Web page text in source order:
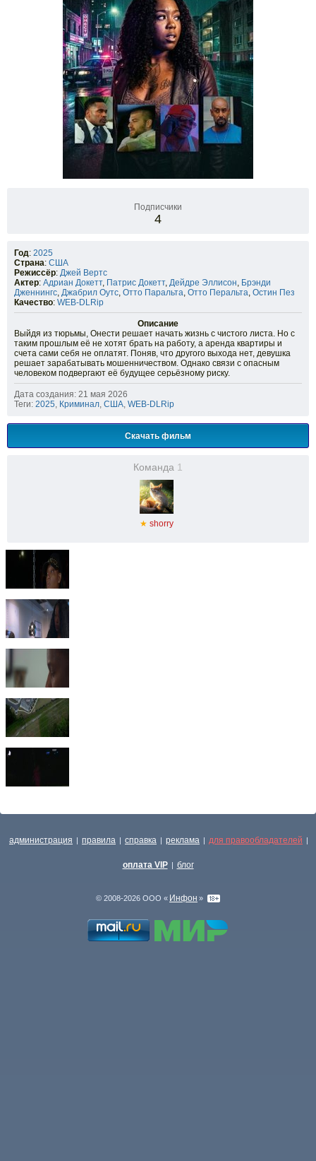
Подписчики
4
Год: 2025
Страна: США
Режиссёр: Джей Вертс
Актер: Адриан Докетт, Патрис Докетт, Дейдре Эллисон, Брэнди
Дженнингс, Джабрил Оутс, Отто Паральта, Отто Перальта, Остин Пез
Качество: WEB-DLRip
Описание
Выйдя из тюрьмы, Онести решает начать жизнь с чистого листа. Но с
таким прошлым её не хотят брать на работу, а аренда квартиры и
счета сами себя не оплатят. Поняв, что другого выхода нет, девушка
решает зарабатывать мошенничеством. Однако связи с опасным
человеком подвергают её будущее серьёзному риску.
Дата создания: 21 мая 2026
Теги: 2025, Криминал, США, WEB-DLRip
Скачать фильм
Команда 1
★ shorry
администрация | правила | справка | реклама | для правообладателей |
оплата VIP | блог
© 2008-2026 ООО « Инфон »